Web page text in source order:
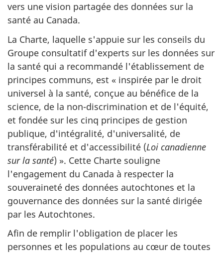
vers une vision partagée des données sur la
santé au Canada.
La Charte, laquelle s'appuie sur les conseils du
Groupe consultatif d'experts sur les données sur
la santé qui a recommandé l'établissement de
principes communs, est « inspirée par le droit
universel à la santé, conçue au bénéfice de la
science, de la non-discrimination et de l'équité,
et fondée sur les cinq principes de gestion
publique, d'intégralité, d'universalité, de
transférabilité et d'accessibilité (Loi canadienne
sur la santé) ». Cette Charte souligne
l'engagement du Canada à respecter la
souveraineté des données autochtones et la
gouvernance des données sur la santé dirigée
par les Autochtones.
Afin de remplir l'obligation de placer les
personnes et les populations au cœur de toutes